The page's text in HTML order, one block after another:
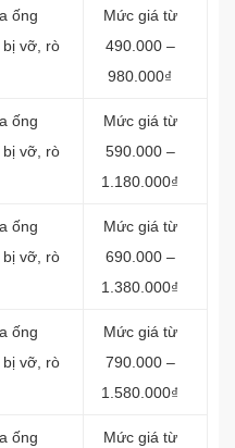
ống
bị vỡ, rò
Mức giá từ
490.000 –
980.000₫
ống
bị vỡ, rò
Mức giá từ
590.000 –
1.180.000₫
ống
bị vỡ, rò
Mức giá từ
690.000 –
1.380.000₫
ống
bị vỡ, rò
Mức giá từ
790.000 –
1.580.000₫
ống
Mức giá từ